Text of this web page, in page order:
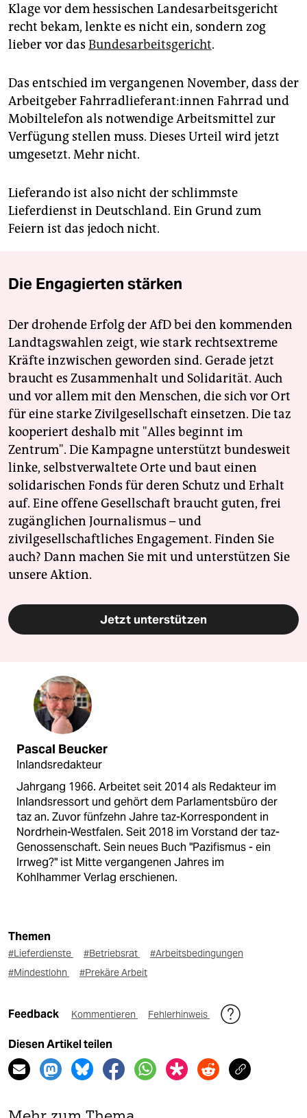
Klage vor dem hessischen Landesarbeitsgericht
recht bekam, lenkte es nicht ein, sondern zog
lieber vor das Bundesarbeitsgericht.
Das entschied im vergangenen November, dass der
Arbeitgeber Fahr­rad­lie­fe­ran­t:in­nen Fahrrad und
Mobiltelefon als notwendige Arbeitsmittel zur
Verfügung stellen muss. Dieses Urteil wird jetzt
umgesetzt. Mehr nicht.
Lieferando ist also nicht der schlimmste
Lieferdienst in Deutschland. Ein Grund zum
Feiern ist das jedoch nicht.
Die Engagierten stärken
Der drohende Erfolg der AfD bei den kommenden
Landtagswahlen zeigt, wie stark rechtsextreme
Kräfte inzwischen geworden sind. Gerade jetzt
braucht es Zusammenhalt und Solidarität. Auch
und vor allem mit den Menschen, die sich vor Ort
für eine starke Zivilgesellschaft einsetzen. Die taz
kooperiert deshalb mit "Alles beginnt im
Zentrum". Die Kampagne unterstützt bundesweit
linke, selbstverwaltete Orte und baut einen
solidarischen Fonds für deren Schutz und Erhalt
auf. Eine offene Gesellschaft braucht guten, frei
zugänglichen Journalismus – und
zivilgesellschaftliches Engagement. Finden Sie
auch? Dann machen Sie mit und unterstützen Sie
unsere Aktion.
Jetzt unterstützen
Pascal Beucker
Inlandsredakteur
Jahrgang 1966. Arbeitet seit 2014 als Redakteur im
Inlandsressort und gehört dem Parlamentsbüro der
taz an. Zuvor fünfzehn Jahre taz-Korrespondent in
Nordrhein-Westfalen. Seit 2018 im Vorstand der taz-
Genossenschaft. Sein neues Buch "Pazifismus - ein
Irrweg?" ist Mitte vergangenen Jahres im
Kohlhammer Verlag erschienen.
Themen
#Lieferdienste #Betriebsrat
#Arbeitsbedingungen
#Mindestlohn
#Prekäre Arbeit
Feedback Kommentieren Fehlerhinweis
Diesen Artikel teilen